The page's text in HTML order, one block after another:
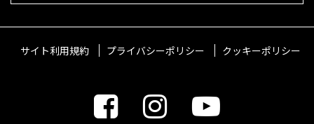
サイト利用規約 プライバシーポリシー クッキーポリシー